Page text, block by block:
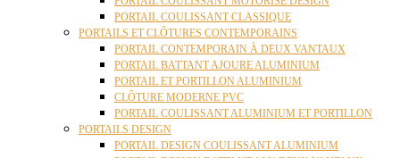
PORTAIL COULISSANT CLASSIQUE
PORTAILS ET CLÔTURES CONTEMPORAINS
PORTAIL CONTEMPORAIN À DEUX VANTAUX
PORTAIL BATTANT AJOURE ALUMINIUM
PORTAIL ET PORTILLON ALUMINIUM
CLÔTURE MODERNE PVC
PORTAIL COULISSANT ALUMINIUM ET PORTILLON
PORTAILS DESIGN
PORTAIL DESIGN COULISSANT ALUMINIUM